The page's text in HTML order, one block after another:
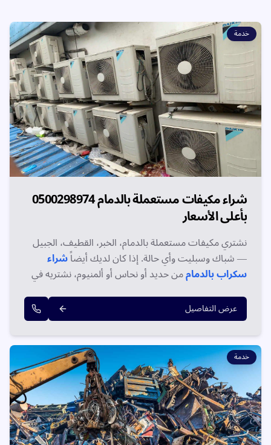
خدمة
شراء مكيفات مستعملة بالدمام 0500298974
بأعلى الأسعار
نشتري مكيفات مستعملة بالدمام، الخبر، القطيف، الجبيل
— شباك وسبليت وأي حالة. إذا كان لديك أيضاًشراء
سكراب بالدماممن حديد أو نحاس أو ألمنيوم، نشتريه في
0500298974!
عرض التفاصيل
خدمة